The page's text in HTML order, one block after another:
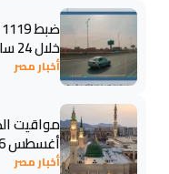
خلال 24 ساعة
أخبار مصر
أغسطس 2026
أخبار مصر